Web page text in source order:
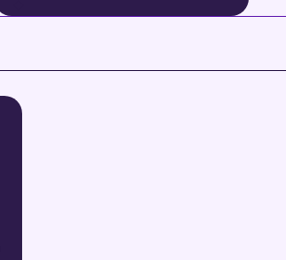
automáticamente la atribución.